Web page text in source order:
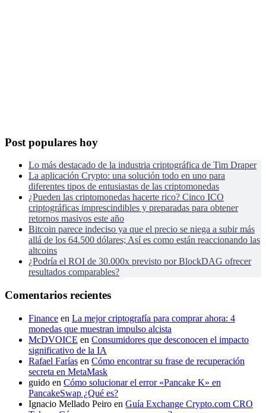
Post populares hoy
Lo más destacado de la industria criptográfica de Tim Draper
La aplicación Crypto: una solución todo en uno para
diferentes tipos de entusiastas de las criptomonedas
¿Pueden las criptomonedas hacerte rico? Cinco ICO
criptográficas imprescindibles y preparadas para obtener
retornos masivos este año
Bitcoin parece indeciso ya que el precio se niega a subir más
allá de los 64.500 dólares; Así es como están reaccionando las
altcoins
¿Podría el ROI de 30.000x previsto por BlockDAG ofrecer
resultados comparables?
Comentarios recientes
Finance en La mejor criptografía para comprar ahora: 4
monedas que muestran impulso alcista
McDVOICE en Consumidores que desconocen el impacto
significativo de la IA
Rafael Farías en Cómo encontrar su frase de recuperación
secreta en MetaMask
guido en Cómo solucionar el error «Pancake K» en
PancakeSwap ¿Qué es?
Ignacio Mellado Peiro en Guía Exchange Crypto.com CRO